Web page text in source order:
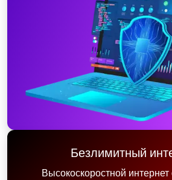
Безлимитный
Высокоскоростной